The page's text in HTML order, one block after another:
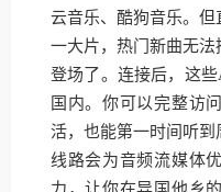
云音乐、酷狗音乐。
一大片，热门新曲无
登场了。连接后，这
国内。你可以完整访
活，也能第一时间听
线路会为音频流媒体
力，让你在异国他乡